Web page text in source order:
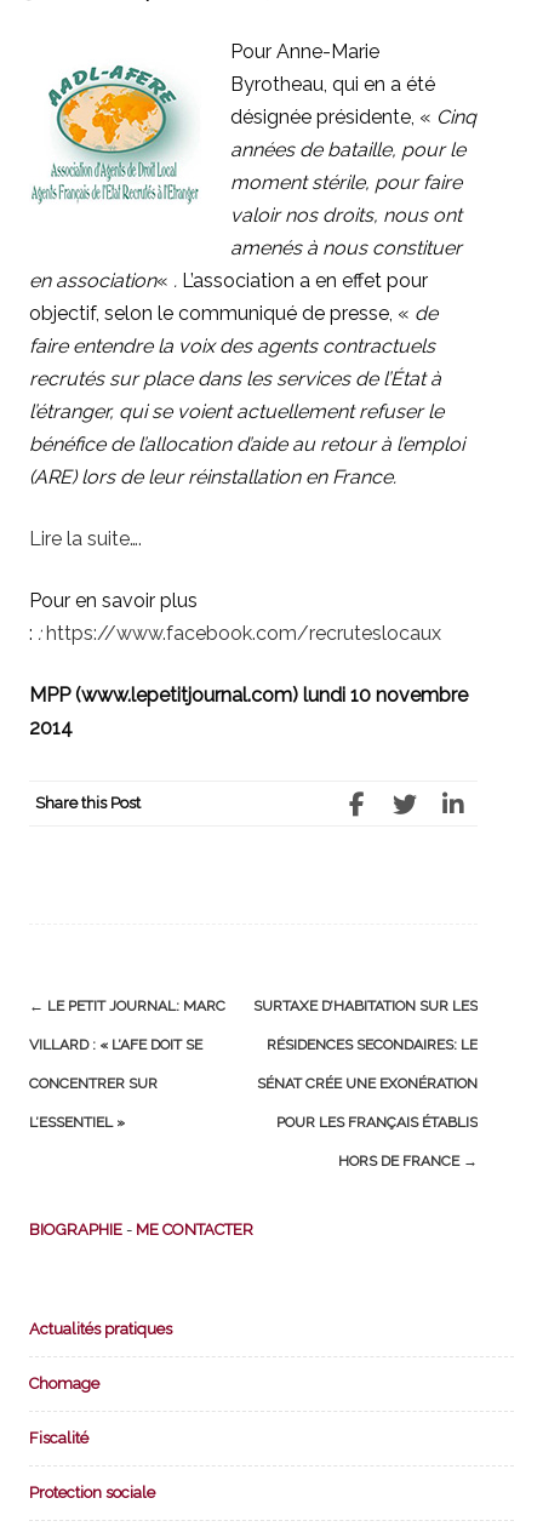
Pour Anne-Marie
Byrotheau, qui en a été
désignée présidente, « Cinq
années de bataille, pour le
moment stérile, pour faire
valoir nos droits, nous ont
amenés à nous constituer
en association« . L’association a en effet pour
objectif, selon le communiqué de presse, « de
faire entendre la voix des agents contractuels
recrutés sur place dans les services de l’État à
l’étranger, qui se voient actuellement refuser le
bénéfice de l’allocation d’aide au retour à l’emploi
(ARE) lors de leur réinstallation en France.
Lire la suite….
Pour en savoir plus
: :https://www.facebook.com/recruteslocaux
MPP (www.lepetitjournal.com) lundi 10 novembre
2014
Share this Post
Post
navigation
← LE PETIT JOURNAL: MARC
VILLARD : « L’AFE DOIT SE
CONCENTRER SUR
L’ESSENTIEL »
SURTAXE D’HABITATION SUR LES
RÉSIDENCES SECONDAIRES: LE
SÉNAT CRÉE UNE EXONÉRATION
POUR LES FRANÇAIS ÉTABLIS
HORS DE FRANCE →
BIOGRAPHIE - ME CONTACTER
Actualités pratiques
Chomage
Fiscalité
Protection sociale